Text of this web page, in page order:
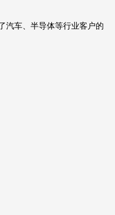
汽车、半导体等行业客户的